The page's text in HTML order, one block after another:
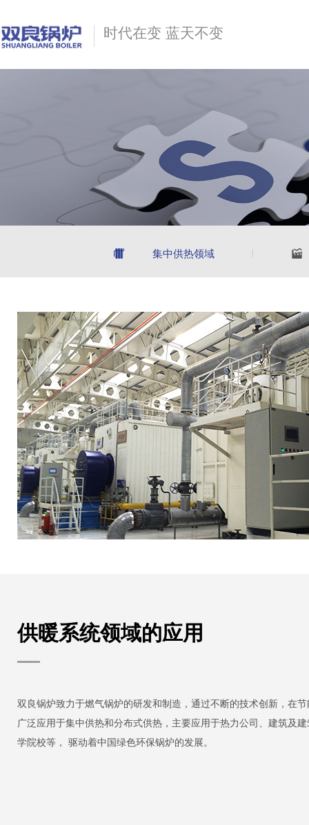
时代在变 蓝天不变
集中供热领域
供暖系统领域的应用
双良锅炉致力于燃气锅炉的研发和制造，通过不断的技术创新，在
广泛应用于集中供热和分布式供热，主要应用于热力公司、建筑及
学院校等， 驱动着中国绿色环保锅炉的发展。